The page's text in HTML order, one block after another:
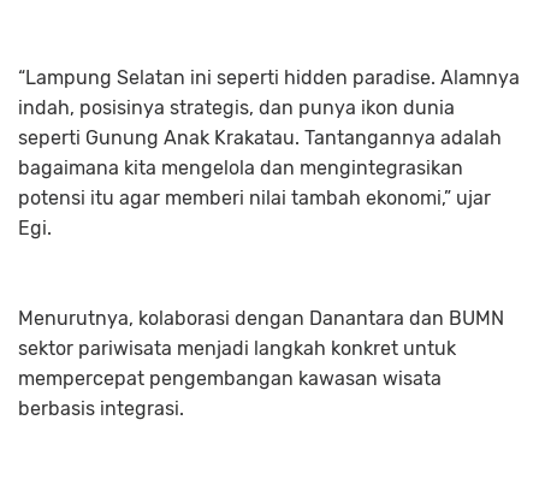
“Lampung Selatan ini seperti hidden paradise. Alamnya
indah, posisinya strategis, dan punya ikon dunia
seperti Gunung Anak Krakatau. Tantangannya adalah
bagaimana kita mengelola dan mengintegrasikan
potensi itu agar memberi nilai tambah ekonomi,” ujar
Egi.
Menurutnya, kolaborasi dengan Danantara dan BUMN
sektor pariwisata menjadi langkah konkret untuk
mempercepat pengembangan kawasan wisata
berbasis integrasi.